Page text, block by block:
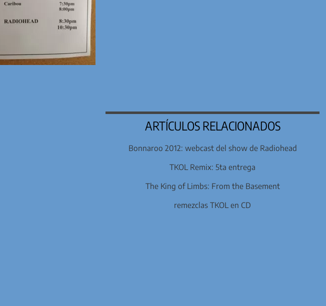
ARTÍCULOS RELACIONADOS
Bonnaroo 2012: webcast del show de Radiohead
TKOL Remix: 5ta entrega
The King of Limbs: From the Basement
remezclas TKOL en CD